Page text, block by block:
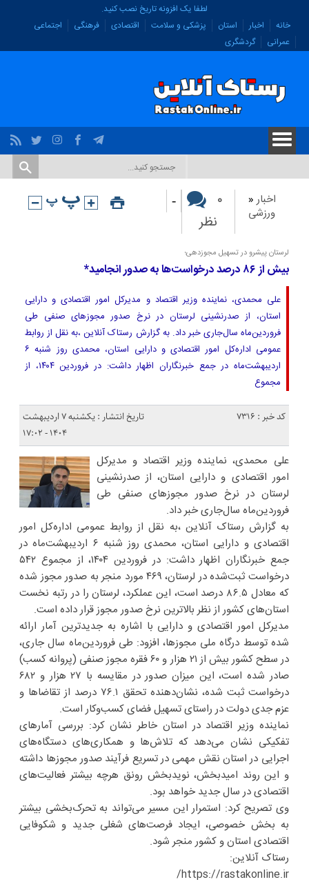
لطفا یک افزونه تاریخ نصب کنید.
خانه
اخبار استان پزشکی و سلامت اقتصادی فرهنگی
اجتماعی
عمرانی
گردشگری
اخبار«
ورزشی
۰
نظر
-
لرستان پیشرو در تسهیل مجوزدهی؛
بیش از ۸۶ درصد درخواست‌ها به صدور انجامید*
علی محمدی، نماینده وزیر اقتصاد و مدیرکل امور اقتصادی و دارایی
استان، از صدرنشینی لرستان در نرخ صدور مجوزهای صنفی طی
فروردین‌ماه سال‌جاری خبر داد. به گزارش رستاک آنلاین ،به نقل از روابط
عمومی اداره‌کل امور اقتصادی و دارایی استان، محمدی روز شنبه ۶
اردیبهشت‌ماه در جمع خبرنگاران اظهار داشت: در فروردین ۱۴۰۴، از
مجموع
کد خبر : 7316
تاریخ انتشار : یکشنبه ۷ اردیبهشت
۱۴۰۴ - ۱۷:۰۲
علی محمدی، نماینده وزیر اقتصاد و مدیرکل
امور اقتصادی و دارایی استان، از صدرنشینی
لرستان در نرخ صدور مجوزهای صنفی طی
فروردین‌ماه سال‌جاری خبر داد.
به گزارش رستاک آنلاین ،به نقل از روابط عمومی اداره‌کل امور
اقتصادی و دارایی استان، محمدی روز شنبه ۶ اردیبهشت‌ماه در
جمع خبرنگاران اظهار داشت: در فروردین ۱۴۰۴، از مجموع ۵۴۲
درخواست ثبت‌شده در لرستان، ۴۶۹ مورد منجر به صدور مجوز شده
که معادل ۸۶.۵ درصد است، این عملکرد، لرستان را در رتبه نخست
استان‌های کشور از نظر بالاترین نرخ صدور مجوز قرار داده است.
مدیرکل امور اقتصادی و دارایی با اشاره به جدیدترین آمار ارائه
شده توسط درگاه ملی مجوزها، افزود: طی فروردین‌ماه سال جاری،
در سطح کشور بیش از ۲۱ هزار و ۶۰ فقره مجوز صنفی (پروانه کسب)
صادر شده است، این میزان صدور در مقایسه با ۲۷ هزار و ۶۸۲
درخواست ثبت شده، نشان‌دهنده تحقق ۷۶.۱ درصد از تقاضاها و
عزم جدی دولت در راستای تسهیل فضای کسب‌وکار است.
نماینده وزیر اقتصاد در استان خاطر نشان کرد: بررسی آمارهای
تفکیکی نشان می‌دهد که تلاش‌ها و همکاری‌های دستگاه‌های
اجرایی در استان نقش مهمی در تسریع فرآیند صدور مجوزها داشته
و این روند امیدبخش، نویدبخش رونق هرچه بیشتر فعالیت‌های
اقتصادی در سال جدید خواهد بود.
وی تصریح کرد: استمرار این مسیر می‌تواند به تحرک‌بخشی بیشتر
به بخش خصوصی، ایجاد فرصت‌های شغلی جدید و شکوفایی
اقتصادی استان و کشور منجر شود.
رستاک آنلاین:
https://rastakonline.ir/